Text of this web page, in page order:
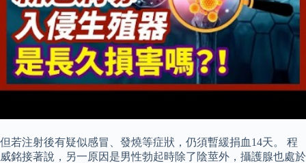
但若注射後有疑似感冒、發燒等症狀，仍須暫緩捐血14天。 程
威銘接著說，另一原因是男性勃起時除了陰莖外，攝護腺也處於